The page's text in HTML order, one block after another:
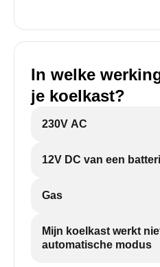
In welke
je koelkast?
230V AC
12V DC van een
Gas
Mijn koelkast werkt
automatische modus